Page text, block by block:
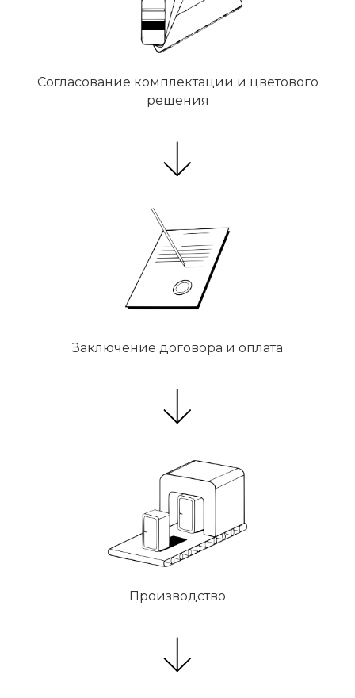
Согласование комплектации и цветового
решения
Заключение договора и оплата
Производство